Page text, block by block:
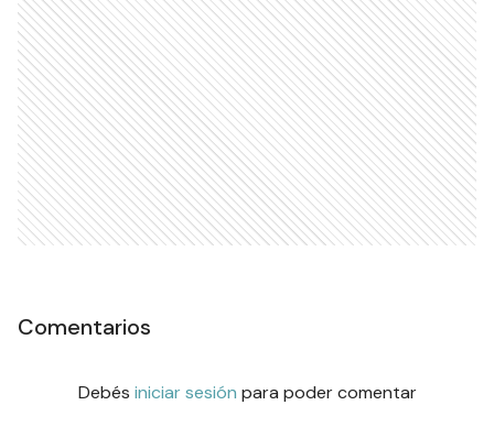
Comentarios
Debés iniciar sesión para poder comentar